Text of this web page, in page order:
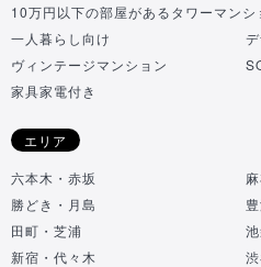
10万円以下の部屋があるタワーマンシ
一人暮らし向け
ヴィンテージマンション
家具家電付き
エリア
六本木・赤坂
勝どき・月島
田町・芝浦
新宿・代々木